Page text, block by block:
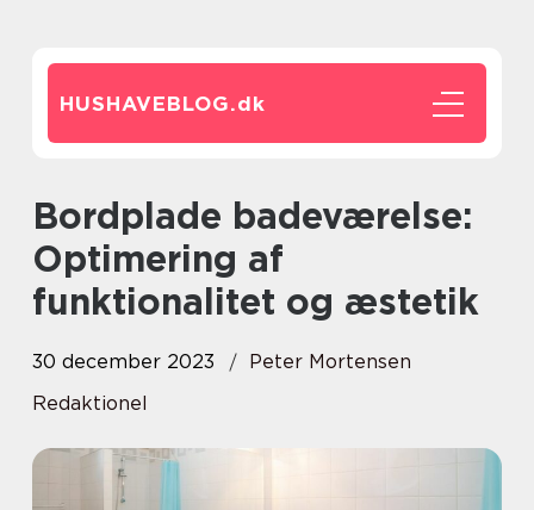
HUSHAVEBLOG.dk
Bordplade badeværelse:
Optimering af
funktionalitet og æstetik
30 december 2023
Peter Mortensen
Redaktionel